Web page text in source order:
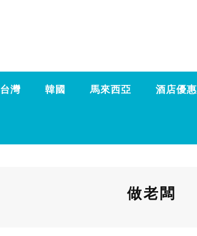
台灣 韓國 馬來西亞 酒店優惠
做老闆